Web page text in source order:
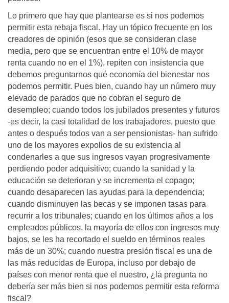
Lo primero que hay que plantearse es si nos podemos
permitir esta rebaja fiscal. Hay un tópico frecuente en los
creadores de opinión (esos que se consideran clase
media, pero que se encuentran entre el 10% de mayor
renta cuando no en el 1%), repiten con insistencia que
debemos preguntarnos qué economía del bienestar nos
podemos permitir. Pues bien, cuando hay un número muy
elevado de parados que no cobran el seguro de
desempleo; cuando todos los jubilados presentes y futuros
-es decir, la casi totalidad de los trabajadores, puesto que
antes o después todos van a ser pensionistas- han sufrido
uno de los mayores expolios de su existencia al
condenarles a que sus ingresos vayan progresivamente
perdiendo poder adquisitivo; cuando la sanidad y la
educación se deterioran y se incrementa el copago;
cuando desaparecen las ayudas para la dependencia;
cuando disminuyen las becas y se imponen tasas para
recurrir a los tribunales; cuando en los últimos años a los
empleados públicos, la mayoría de ellos con ingresos muy
bajos, se les ha recortado el sueldo en términos reales
más de un 30%; cuando nuestra presión fiscal es una de
las más reducidas de Europa, incluso por debajo de
países con menor renta que el nuestro, ¿la pregunta no
debería ser más bien si nos podemos permitir esta reforma
fiscal?